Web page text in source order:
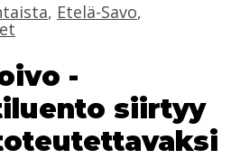
, Etelä-Savo,
-
siirtyy